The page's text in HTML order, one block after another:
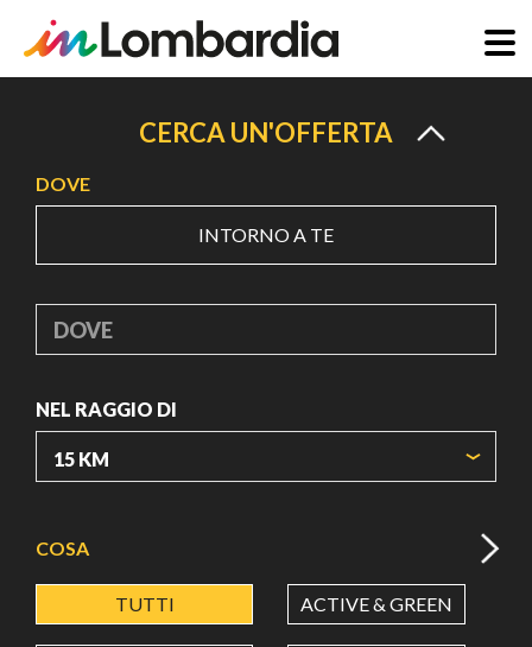
principale
CERCA UN'OFFERTA
DOVE
INTORNO A TE
DOVE
NEL RAGGIO DI
LATITUDINE
COSA
TUTTI ACTIVE & GREEN